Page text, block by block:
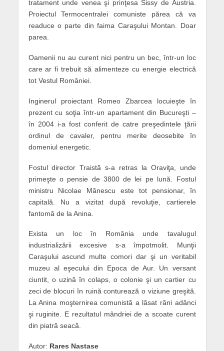
tratament unde venea şi prinţesa Sissy de Austria.
Proiectul Termocentralei comuniste părea că va
readuce o parte din faima Caraşului Montan. Doar
parea.
Oamenii nu au curent nici pentru un bec, într-un loc
care ar fi trebuit să alimenteze cu energie electrică
tot Vestul României.
Inginerul proiectant Romeo Zbarcea locuieşte în
prezent cu soţia într-un apartament din Bucureşti –
în 2004 i-a fost conferit de catre preşedintele ţării
ordinul de cavaler, pentru merite deosebite în
domeniul energetic.
Fostul director Traistă s-a retras la Oraviţa, unde
primeşte o pensie de 3800 de lei pe lună. Fostul
ministru Nicolae Mănescu este tot pensionar, în
capitală. Nu a vizitat după revoluţie, cartierele
fantomă de la Anina.
Exista un loc în România unde tavalugul
industrializării excesive s-a împotmolit. Munţii
Caraşului ascund multe comori dar şi un veritabil
muzeu al eşecului din Epoca de Aur. Un versant
ciuntit, o uzină în colaps, o colonie şi un cartier cu
zeci de blocuri în ruină conturează o viziune greşită.
La Anina moşternirea comunistă a lăsat răni adânci
şi ruginite. E rezultatul mândriei de a scoate curent
din piatră seacă.
Autor: Rares Nastase